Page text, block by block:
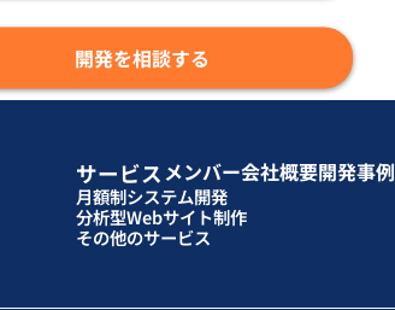
開発を相談する
サービス
月額制システム開発
分析型Webサイト制作
その他のサービス
メンバー会社概要開発事例